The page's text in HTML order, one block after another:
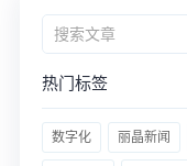
热门标签
数字化 丽晶新闻